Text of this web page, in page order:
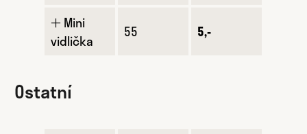
🞢 Mini
vidlička
55 5,-
Ostatní